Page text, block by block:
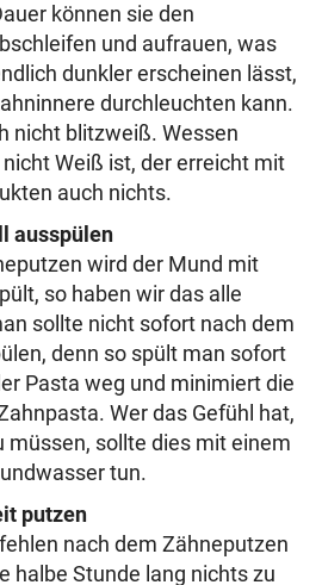
können sie den
und aufrauen, was
dunkler erscheinen lässt,
durchleuchten kann.
nicht blitzweiß. Wessen
Weiß ist, der erreicht mit
auch nichts.
ausspülen
wird der Mund mit
so haben wir das alle
sollte nicht sofort nach dem
denn so spült man sofort
Pasta weg und minimiert die
Wer das Gefühl hat,
müssen, sollte dies mit einem
tun.
putzen
nach dem Zähneputzen
halbe Stunde lang nichts zu